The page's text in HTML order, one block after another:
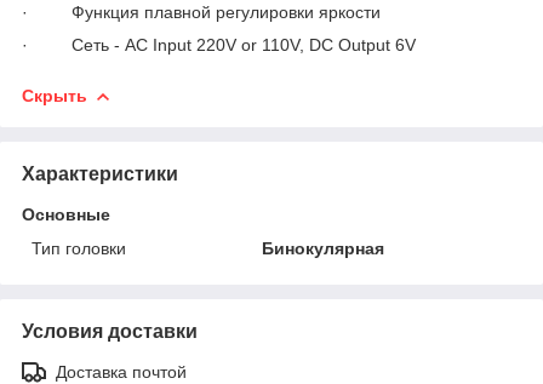
· Функция плавной регулировки яркости
· Сеть - АС Input 220V or 110V, DC Output 6V
Скрыть
Характеристики
Основные
Тип головки
Бинокулярная
Условия доставки
Доставка почтой